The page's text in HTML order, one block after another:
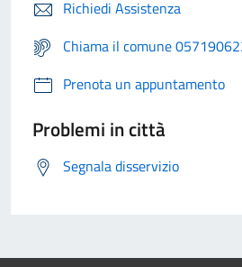
Richiedi Assistenza
Chiama il comune
Prenota un appuntamento
Problemi in città
Segnala disservizio